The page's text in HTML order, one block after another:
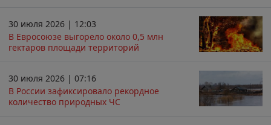
30 июля 2026 | 12:03
В Евросоюзе выгорело около 0,5 млн
гектаров площади территорий
30 июля 2026 | 07:16
В России зафиксировало рекордное
количество природных ЧС